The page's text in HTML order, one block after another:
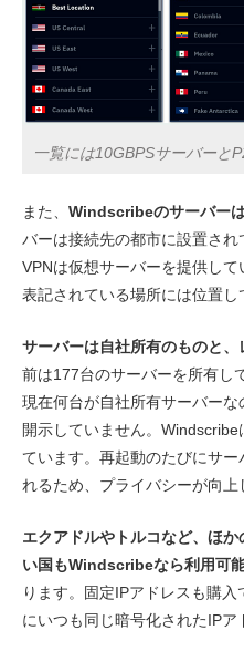
一覧には10GBPSサーバーと
また、 Windscribeのサーバー
バーは接続先の都市に設置さ
VPNは仮想サーバーを提供し
表記されている場所には位置し
サーバーは自社所有のものと、
前は177台のサーバーを所有し
現在何台が自社所有サーバー
開示していません。
ています。再起動のたびにサ
れるため、プライバシーが向上
エクアドルやトルコなど、ほ
い国もWindscribeなら利用可
ります。固定IPアドレスも購
にいつも同じ暗号化されたIPア